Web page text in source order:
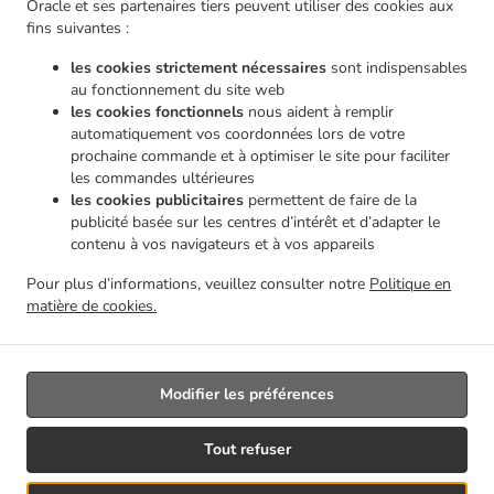
Oracle et ses partenaires tiers peuvent utiliser des cookies aux
fins suivantes :
les cookies strictement nécessaires sont indispensables
au fonctionnement du site web
les cookies fonctionnels nous aident à remplir
automatiquement vos coordonnées lors de votre
prochaine commande et à optimiser le site pour faciliter
les commandes ultérieures
les cookies publicitaires permettent de faire de la
publicité basée sur les centres d’intérêt et d’adapter le
contenu à vos navigateurs et à vos appareils
Pour plus d’informations, veuillez consulter notre Politique en
matière de cookies.
Tout refuser
Modifier les préférences
livraison Châtelineau . Pizza Service de livraison Les Bons Villers Wayaux . Pizza Service de
Villers Thiméon . Pizza Service de livraison Les Bons Villers Heppignies . Pizza Service de
livraison Les Bons Villers Mellet . Pizza Service de livraison Les Bons Villers
de livraison Gerpinnes Loverval
Pizza Service de livraison Gerpinnes Acoz
de livraison Gerpinnes
Pizza Service de livraison Farciennes Fleurus . Pizza Service de
livraison Farciennes Pironchamps . Pizza Service de livraison Farciennes Châtelineau
Service de livraison Farciennes . Pizza Service de livraison Fontaine-l'Évêque Fontaine-
Pizza Service de livraison Fontaine-l'Évêque Leernes
Pizza Service de livraison
Service de livraison Thuin Gozée
. Pizza Service de livraison Thuin . Pizza Service de
Livraison de nourriture à emporter
Géré par:
Créateur du site | DRJ Digital Company | contact@drjdigitalcompany.be